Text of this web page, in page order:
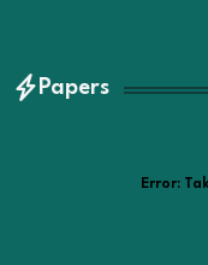
Papers
Error: